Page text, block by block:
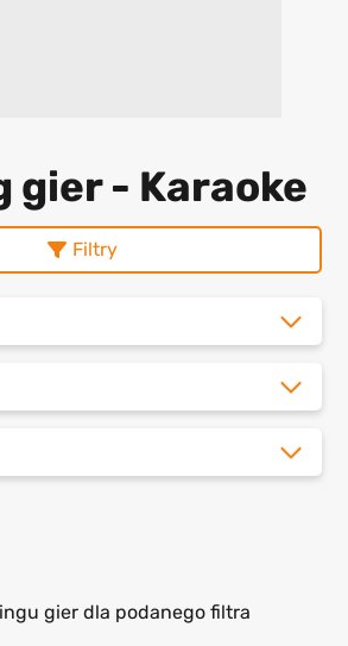
gier - Karaoke
Filtry
gier dla podanego filtra